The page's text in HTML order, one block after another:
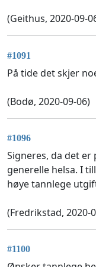
(Geithus, 2020-09-
#1091
På tide det skjer
(Bodø, 2020-09-06)
#1096
Signeres, da det
generelle helsa. I
høye tannlege
(Fredrikstad, 2020-
#1100